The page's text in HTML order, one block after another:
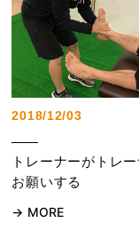
2018/12/03
トレーナーがトレ
お願いする
MORE